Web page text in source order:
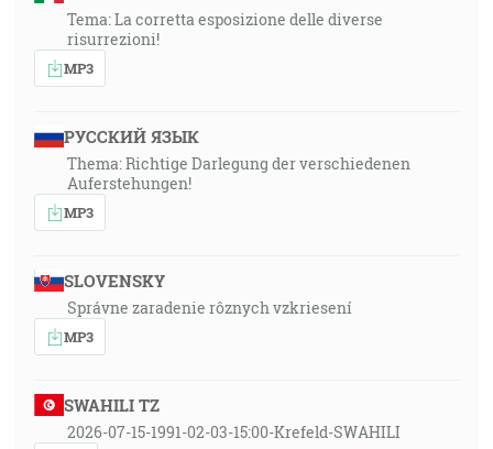
Tema: La corretta esposizione delle diverse
risurrezioni!
MP3
РУССКИЙ ЯЗЫК
Thema: Richtige Darlegung der verschiedenen
Auferstehungen!
MP3
SLOVENSKY
Správne zaradenie rôznych vzkriesení
MP3
SWAHILI TZ
2026-07-15-1991-02-03-15:00-Krefeld-SWAHILI